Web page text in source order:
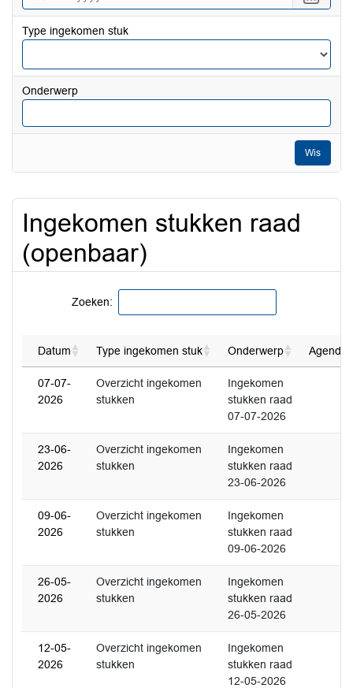
een
tot
en
met
Type ingekomen stuk
Onderwerp
Wis
Ingekomen stukken raad
(openbaar)
Zoeken:
Datum Type ingekomen stuk Onderwerp
07-07-
2026
Overzicht ingekomen
stukken
Ingekomen
stukken raad
07-07-2026
23-06-
2026
Overzicht ingekomen
stukken
Ingekomen
stukken raad
23-06-2026
09-06-
2026
Overzicht ingekomen
stukken
Ingekomen
stukken raad
09-06-2026
26-05-
2026
Overzicht ingekomen
stukken
Ingekomen
stukken raad
26-05-2026
12-05-
2026
Overzicht ingekomen
stukken
Ingekomen
stukken raad
12-05-2026